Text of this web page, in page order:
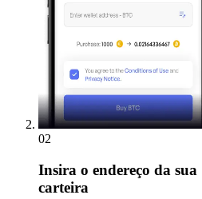
02
Insira o endereço da
carteira